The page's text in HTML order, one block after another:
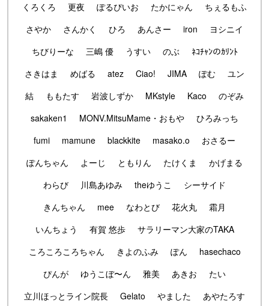
くろくろ
更夜 ぽるぴいお たかにゃん
ちぇるもふ
さやか
さんかく ひろ あんさー iron
ヨシニイ
ちびりーな
三嶋 優 うすい のぶ
ﾈｺﾁｬﾝのｶﾘﾝﾄ
さきはま
めばる atez Ciao! JIMA ぽむ
ユン
結
ももたす 岩波しずか MKstyle Kaco
のぞみ
sakaken1
MONV.MitsuMame・おもや
ひろみっち
fumi
mamune blackkite masako.o
おさるー
ぽんちゃん
よーじ ともりん たけくま
かげまる
わらび
川島あゆみ theゆうこ
シーサイド
きんちゃん
mee なわとび 花火丸
霜月
いんちょう
有賀 悠歩
サラリーマン大家のTAKA
ころころころちゃん
きよのふみ ぽん
hasechaco
ぴんが
ゆうこぼ〜ん 雅美 あきお
たい
立川ほっとライン院長
Gelato やました
あやたろす